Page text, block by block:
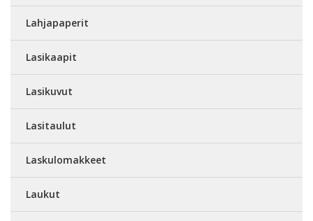
Lahjapaperit
Lasikaapit
Lasikuvut
Lasitaulut
Laskulomakkeet
Laukut